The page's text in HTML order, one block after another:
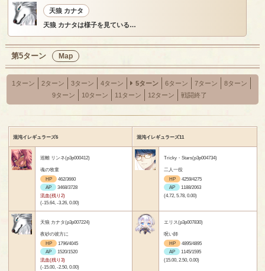
天狼 カナタ
天狼 カナタは様子を見ている…
第5ターン Map
1ターン 2ターン 3ターン 4ターン 5ターン 6ターン 7ターン
8ターン
9ターン
10ターン 11ターン 12ターン 戦闘終了
混沌イレギュラーズ6 混沌イレギュラーズ11
巡離 リンネ(p3p000412)
魂の牧童
HP
462/3660
AP
3468/3728
流血(残り2)
(-15.64, -3.26, 0.00)
Tricky・Stars(p3p004734)
二人一役
HP
4259/4275
AP
1188/2063
(4.72, 5.78, 0.00)
天狼 カナタ(p3p007224)
夜砂の彼方に
HP
1796/4045
AP
1520/1520
流血(残り3)
(-15.00, -2.50, 0.00)
エリス(p3p007830)
呪い師
HP
4895/4895
AP
1145/1595
(15.00, 2.50, 0.00)